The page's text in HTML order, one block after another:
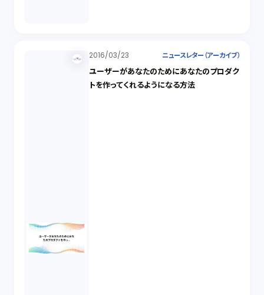
2016/03/23 ニュースレター（アーカイブ）
ユーザーがあなたのためにあなたのプロダク
トを作ってくれるようになる方法